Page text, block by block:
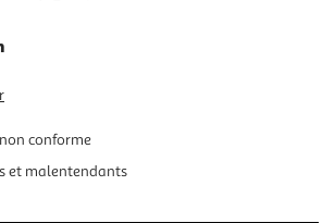
conforme
et malentendants